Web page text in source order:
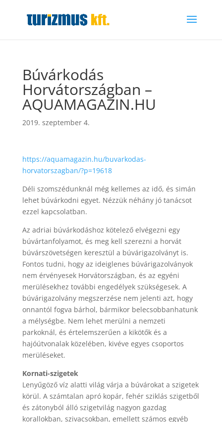
Búvárkodás
Horvátországban –
AQUAMAGAZIN.HU
2019. szeptember 4.
https://aquamagazin.hu/buvarkodas-
horvatorszagban/?p=19618
Déli szomszédunknál még kellemes az idő, és simán
lehet búvárkodni egyet. Nézzük néhány jó tanácsot
ezzel kapcsolatban.
Az adriai búvárkodáshoz kötelező elvégezni egy
búvártanfolyamot, és meg kell szerezni a horvát
búvárszövetségen keresztül a búvárigazolványt is.
Fontos tudni, hogy az ideiglenes búvárigazolványok
nem érvényesek Horvátországban, és az egyéni
merülésekhez további engedélyek szükségesek. A
búvárigazolvány megszerzése nem jelenti azt, hogy
onnantól fogva bárhol, bármikor belecsobbanhatunk
a mélységbe. Nem lehet merülni a nemzeti
parkoknál, és értelemszerűen a kikötők és a
hajóútvonalak közelében, kivéve egyes csoportos
merüléseket.
Kornati-szigetek
Lenyűgöző víz alatti világ várja a búvárokat a szigetek
körül. A számtalan apró kopár, fehér sziklás szigetből
és zátonyból álló szigetvilág nagyon gazdag
korallokban, szivacsokban, emellett számos egyéb